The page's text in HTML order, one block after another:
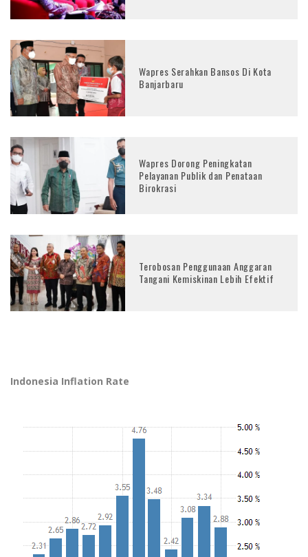
Wapres Serahkan Bansos Di Kota
Banjarbaru
Wapres Dorong Peningkatan
Pelayanan Publik dan Penataan
Birokrasi
Terobosan Penggunaan Anggaran
Tangani Kemiskinan Lebih Efektif
Indonesia Inflation Rate